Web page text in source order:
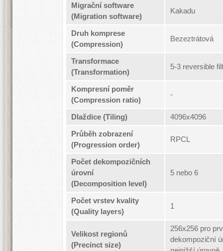
Migrační software
(Migration software)
Kakadu
Druh komprese
(Compression)
Bezeztrátová
Transformace
(Transformation)
5-3 reversible
Kompresní poměr
(Compression ratio)
-
Dlaždice (Tiling) 4096x4096
Průběh zobrazení
(Progression order)
RPCL
Počet dekompozičních
úrovní
(Decomposition level)
5 nebo 6
Počet vrstev kvality
(Quality layers)
1
Velikost regionů
(Precinct size)
256x256 pro
dekompoziční